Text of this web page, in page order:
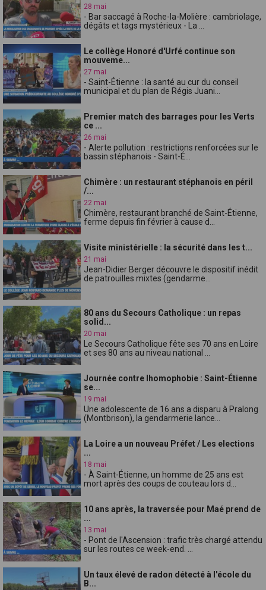
28 mai
- Bar saccagé à Roche-la-Molière : cambriolage,
dégâts et tags mystérieux - La ...
Le collège Honoré d'Urfé continue son
mouveme...
27 mai
- Saint-Étienne : la santé au cur du conseil
municipal et du plan de Régis Juani...
Premier match des barrages pour les Verts
ce ...
26 mai
- Alerte pollution : restrictions renforcées sur le
bassin stéphanois - Saint-É...
Chimère : un restaurant stéphanois en péril
/...
22 mai
Chimère, restaurant branché de Saint-Étienne,
ferme depuis fin février à cause d...
Visite ministérielle : la sécurité dans les t...
21 mai
Jean-Didier Berger découvre le dispositif inédit
de patrouilles mixtes (gendarme...
80 ans du Secours Catholique : un repas
solid...
20 mai
Le Secours Catholique fête ses 70 ans en Loire
et ses 80 ans au niveau national ...
Journée contre lhomophobie : Saint-Étienne
se...
19 mai
Une adolescente de 16 ans a disparu à Pralong
(Montbrison), la gendarmerie lance...
La Loire a un nouveau Préfet / Les elections
...
18 mai
- À Saint-Étienne, un homme de 25 ans est
mort après des coups de couteau lors d...
10 ans après, la traversée pour Maé prend de
...
13 mai
- Pont de l'Ascension : trafic très chargé attendu
sur les routes ce week-end. ...
Un taux élevé de radon détecté à l'école du
B...